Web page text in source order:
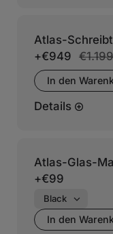
Atlas-
+€949 €1.199
In den
Details
Atlas-Glas-
+€99
In den